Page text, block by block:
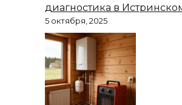
диагностика в
5 октября, 2025